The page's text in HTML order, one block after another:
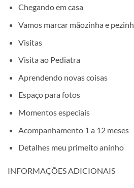
Chegando em casa
Vamos marcar mãozinha e
Visitas
Visita ao Pediatra
Aprendendo novas coisas
Espaço para fotos
Momentos especiais
Acompanhamento 1 a 12 meses
Detalhes meu primeito aninho
INFORMAÇÕES ADICIONAIS